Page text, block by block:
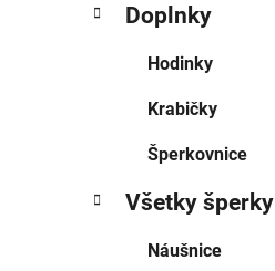
Doplnky
Hodinky
Krabičky
Šperkovnice
Všetky šperky
Náušnice